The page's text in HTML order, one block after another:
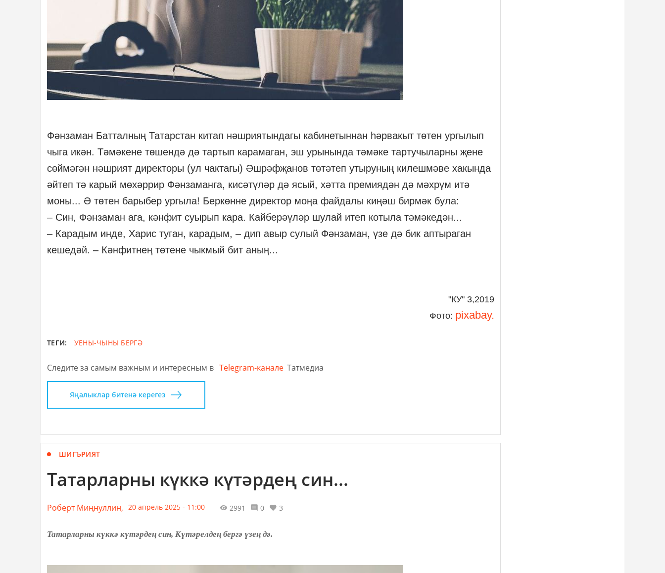
Фәнзаман Батталның Татарстан китап нәшриятындагы кабинетыннан һәрвакыт төтен ургылып
чыга икән. Тәмәкене төшендә дә тартып карамаган, эш урынында тәмәке тартучыларны җене
сөймәгән нәшрият директоры (ул чактагы) Әшрәфҗанов төтәтеп утыруның килешмәве хакында
әйтеп тә карый мөхәррир Фәнзаманга, кисәтүләр дә ясый, хәтта премиядән дә мәхрүм итә
моны... Ә төтен барыбер ургыла! Беркөнне директор моңа файдалы киңәш бирмәк була:
– Син, Фәнзаман ага, кәнфит суырып кара. Кайберәүләр шулай итеп котыла тәмәкедән...
– Карадым инде, Харис туган, карадым, – дип авыр сулый Фәнзаман, үзе дә бик аптыраган
кешедәй. – Кәнфитнең төтене чыкмый бит аның...
"КУ" 3,2019
Фото: pixabay.
ТЕГИ: УЕНЫ-ЧЫНЫ БЕРГӘ
Следите за самым важным и интересным в Telegram-канале Татмедиа
Яңалыклар битенә керегез
ШИГЪРИЯТ
Татарларны күккә күтәрдең син...
Роберт Миңнуллин, 20 апрель 2025 - 11:00 2991 0 3
Татарларны күккә күтәрдең син, Күтәрелдең бергә үзең дә.